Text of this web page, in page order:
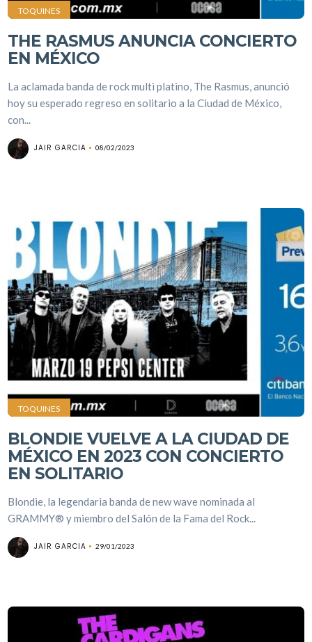
TOQUINES
THE RASMUS ANUNCIA CONCIERTO
EN MÉXICO
La aclamada banda de rock multi platino, The Rasmus, anunció
hoy su esperado regreso en solitario a la Ciudad de México,
con...
JAIR GARCIA 08/02/2023
TOQUINES
BLONDIE VUELVE A LA CIUDAD DE
MÉXICO EN 2023 CON CONCIERTO
EN SOLITARIO
Blondie, la legendaria banda de new wave nominada al
GRAMMY® y miembro del Salón de la Fama del Rock...
JAIR GARCIA 29/01/2023